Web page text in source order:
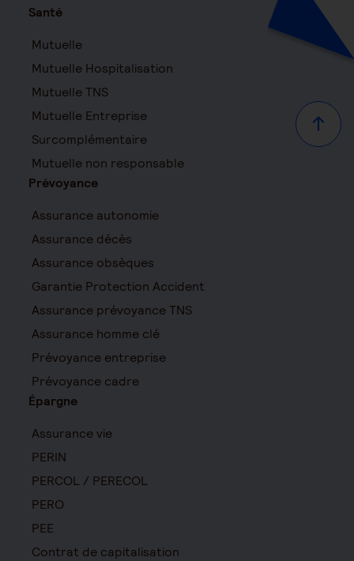
Haut
Santé
Mutuelle
Mutuelle Hospitalisation
Mutuelle TNS
Mutuelle Entreprise
Surcomplémentaire
Mutuelle non responsable
Prévoyance
Assurance autonomie
Assurance décès
Assurance obsèques
Garantie Protection Accident
Assurance prévoyance TNS
Assurance homme clé
Prévoyance entreprise
Prévoyance cadre
Épargne
Assurance vie
PERIN
PERCOL / PERECOL
PERO
PEE
Contrat de capitalisation